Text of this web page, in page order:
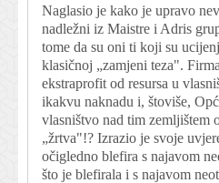
Naglasio je kako je upravo
nadležni iz Maistre i Adris
tome da su oni ti koji su
klasičnoj „zamjeni teza".
ekstraprofit od resursa u
ikakvu naknadu i, štoviše,
vlasništvo nad tim zemljištem
„žrtva"!? Izrazio je svoje
očigledno blefira s najavom
što je blefirala i s najavom